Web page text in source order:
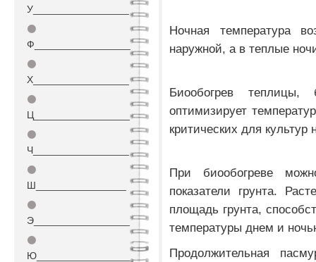
У_________________
⚫
Ф_________________
⚫
Х_________________
⚫
Ц_________________
⚫
Ч_________________
⚫
Ш________________
⚫
Э_________________
⚫
Ю_________________
Ночная температура
наружной, а в теплые
Биообогрев теплицы,
оптимизирует
критических для культур
При биообогреве
показатели грунта.
площадь грунта,
температуры днем и
Продолжительная